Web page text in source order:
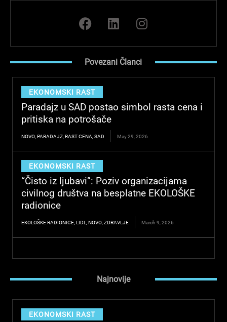
F
a
e
b
o
o
k
L
i
k
e
d
n
I
n
t
a
g
a
Povezani Članci
EKONOMSKI RAST
Paradajz u SAD postao simbol rasta cena i
pritiska na potrošače
NOVO,PARADAJZ,RAST CENA,SAD May 29, 2026
EKONOMSKI RAST
“Čisto iz ljubavi”: Poziv organizacijama
civilnog društva na besplatne EKOLOŠKE
radionice
EKOLOŠKE RADIONICE,LIDL,NOVO,ZDRAVLJE March 9, 2026
Najnovije
EKONOMSKI RAST